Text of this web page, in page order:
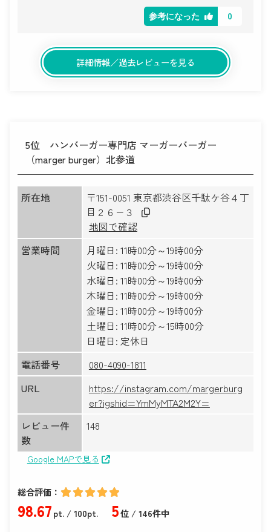
参考になった 0
詳細情報／過去レビューを見る
5位 ハンバーガー専門店 マーガーバーガー
（marger burger）北参道
所在地
〒151-0051 東京都渋谷区千駄ケ谷４丁
目２６−３
地図で確認
営業時間
月曜日: 11時00分～19時00分
火曜日: 11時00分～19時00分
水曜日: 11時00分～19時00分
木曜日: 11時00分～19時00分
金曜日: 11時00分～19時00分
土曜日: 11時00分～15時00分
日曜日: 定休日
電話番号
080-4090-1811
URL
https://instagram.com/margerburg
er?igshid=YmMyMTA2M2Y=
レビュー件
数
148
Google MAPで見る
総合評価：
98.67pt./ 100pt. 5位 / 146件中